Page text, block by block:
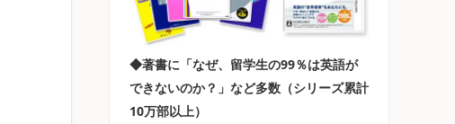
◆著書に「なぜ、留学生の99％は英語が
できないのか？」など多数（シリーズ累計
10万部以上）